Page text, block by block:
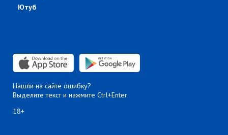
Ютуб
Нашли на сайте ошибку?
Выделите текст и нажмите Ctrl+Enter
18+